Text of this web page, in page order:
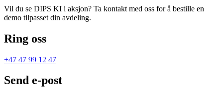
Vil du se DIPS KI i aksjon? Ta kontakt med oss for å bestille en
demo tilpasset din avdeling.
Ring oss
+47 47 99 12 47
Send e-post